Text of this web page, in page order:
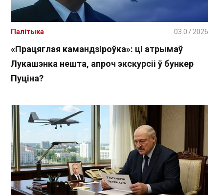
«Працяглая камандзіроўка»: ці атрымаў
Лукашэнка нешта, апроч экскурсіі ў бункер
Пуціна?
Палітыка 03.07.2026